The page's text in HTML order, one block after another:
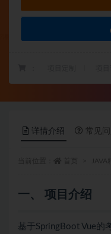
详情介绍 常见问
一、 项目介绍
基于SpringBoot Vue的